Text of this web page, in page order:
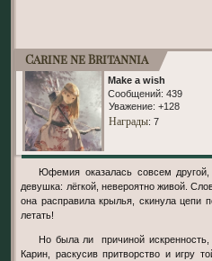
Carine ne Britannia
Make a wish
Сообщений: 439
Уважение: +128
Награды: 7
Юфемия оказалась совсем другой, нежели её помнила белокурая
девушка: лёгкой, невероятно живой.
она расправила крылья, скинула цепи
летать!
Но была ли причиной искренность, или же ли Британия подражала
Карин, раскусив притворство и игру